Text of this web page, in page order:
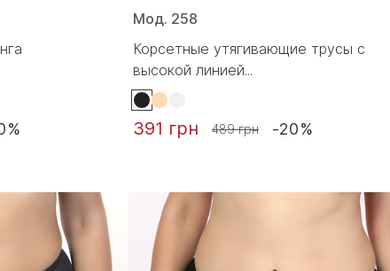
Мод. 258
Корсетные утягивающие трусы с
высокой линией...
391 грн 489 грн -20%